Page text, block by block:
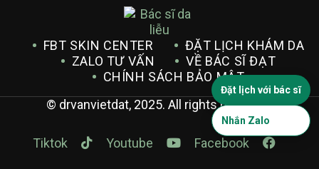
FBT SKIN CENTER
ĐẶT LỊCH KHÁM DA
ZALO TƯ VẤN
VỀ BÁC SĨ ĐẠT
CHÍNH SÁCH BẢO MẬT
© drvanvietdat, 2025. All rights reserved.
Tiktok Youtube Facebook
Đặt lịch với bác sĩ
Nhắn Zalo